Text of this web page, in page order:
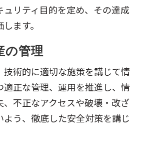
ュリティ目的を定め、その達成
ます。
の管理
技術的に適切な施策を講じて情
適正な管理、運用を推進し、情
不正なアクセスや破壊・改ざ
よう、徹底した安全対策を講じ